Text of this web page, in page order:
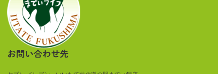
お問い合わせ先